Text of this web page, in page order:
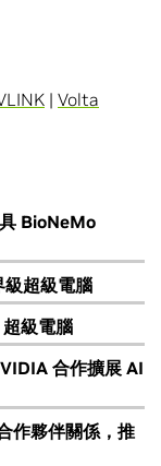
| Volta
BioNeMo
超級電腦
級電腦
合作擴展 AI
作夥伴關係，推